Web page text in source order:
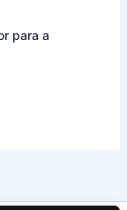
para a